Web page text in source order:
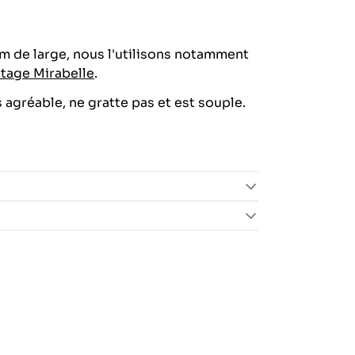
de large, nous l'utilisons notamment
Mirabelle.
ne gratte pas et est souple.